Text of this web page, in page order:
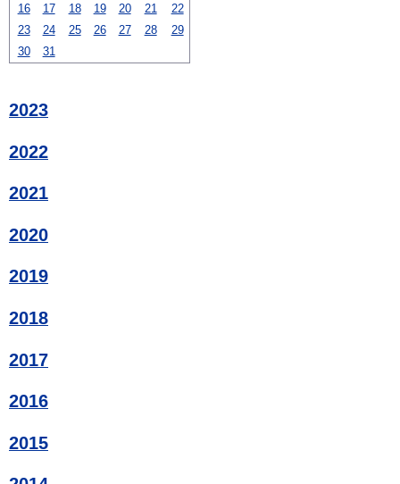
16
17 18 19 20 21
22
23
24 25 26 27 28
29
30
31
2023
2022
2021
2020
2019
2018
2017
2016
2015